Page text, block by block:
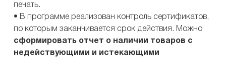
печать.
• В программе реализован контроль сертификатов,
по которым заканчивается срок действия. Можно
сформировать отчет о наличии товаров с
недействующими и истекающими